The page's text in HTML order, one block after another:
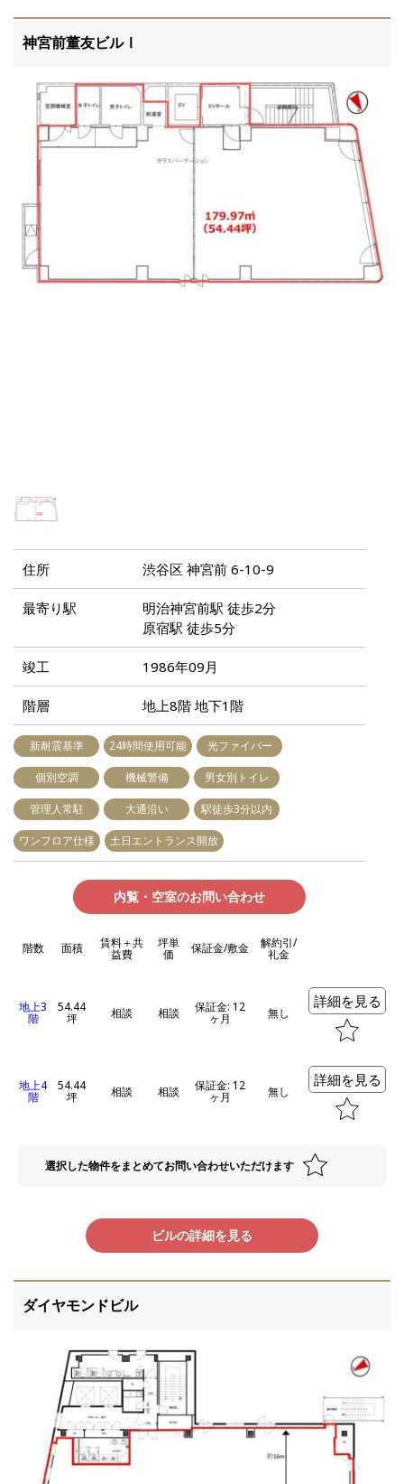
神宮前董友ビルⅠ
住所 渋谷区 神宮前 6-10-9
最寄り駅
明治神宮前駅 徒歩2分
原宿駅 徒歩5分
竣工 1986年09月
階層 地上8階 地下1階
新耐震基準 24時間使用可能 光ファイバー
個別空調 機械警備 男女別トイレ
管理人常駐 大通沿い 駅徒歩3分以内
ワンフロア仕様 土日エントランス開放
内覧・空室のお問い合わせ
階数 面積 賃料＋共
益費
坪単
価 保証金/敷金 解約引/
礼金
地上3
階
54.44
坪 相談 相談 保証金: 12
ヶ月 無し
詳細を見る
地上4
階
54.44
坪 相談 相談 保証金: 12
ヶ月 無し
詳細を見る
選択した物件をまとめてお問い合わせいただけます
ビルの詳細を見る
ダイヤモンドビル